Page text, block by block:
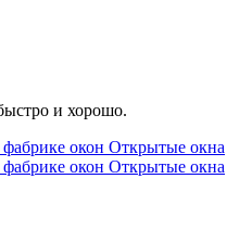
и хорошо.